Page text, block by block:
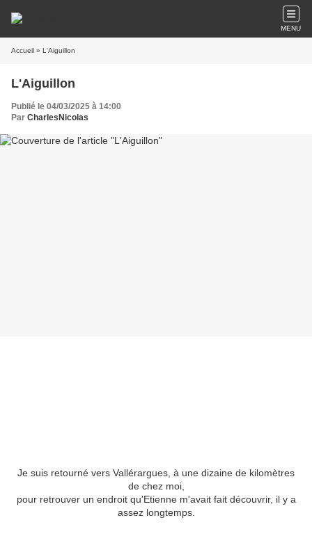
MENU
Accueil » L'Aiguillon
L'Aiguillon
Publié le 04/03/2025 à 14:00
Par CharlesNicolas
Je suis retourné vers Vallérargues, à une dizaine de kilomètres
de chez moi,
pour retrouver un endroit qu'Etienne m'avait fait découvrir, il y a
assez longtemps.